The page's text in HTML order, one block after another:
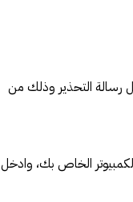
رسالة التحذير وذلك من
الخاص بك، وادخل